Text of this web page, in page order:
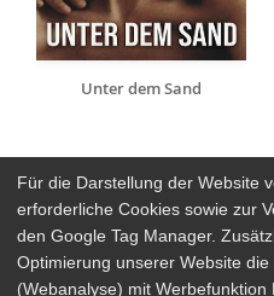
Unter dem Sand
Arthaus Stores
Für die Darstellung der Website
erforderliche Cookies sowie zur
den Google Tag Manager.
Optimierung unserer Website
(Webanalyse) mit